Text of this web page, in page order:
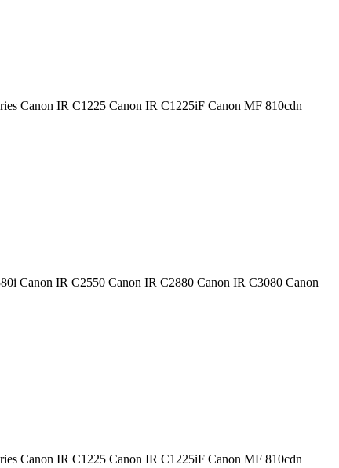
Canon IR C1225 Canon IR C1225iF Canon MF 810cdn
Canon IR C2550 Canon IR C2880 Canon IR C3080 Canon
Canon IR C1225 Canon IR C1225iF Canon MF 810cdn